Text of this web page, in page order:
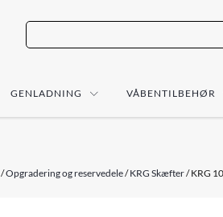
GENLADNING VÅBENTILBEHØR
/Opgradering og reservedele/KRG Skæfter/ KRG